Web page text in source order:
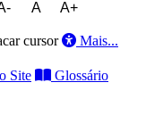
A A+
cursor Mais...
Site Glossário